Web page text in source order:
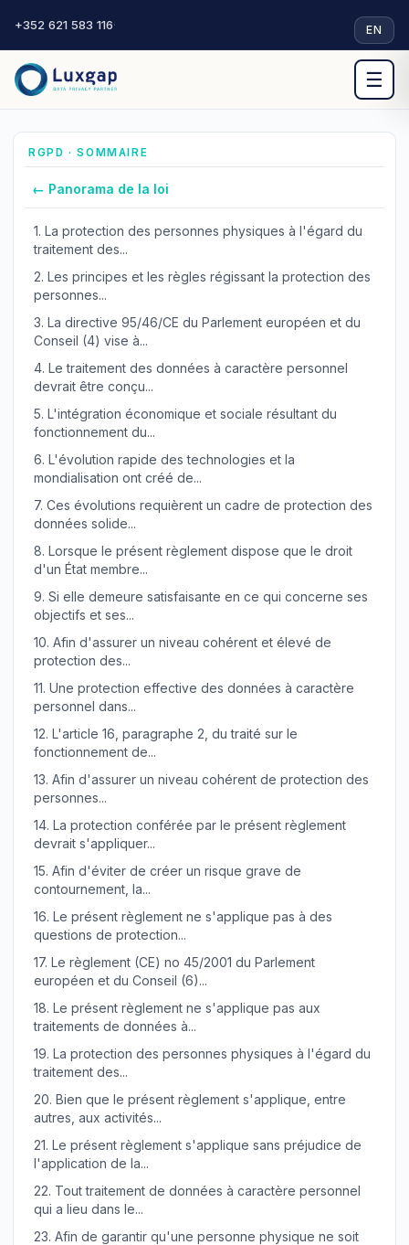
+352 621 583 116· EN
☰
RGPD · SOMMAIRE
← Panorama de la loi
1. La protection des personnes physiques à l'égard du
traitement des...
2. Les principes et les règles régissant la protection des
personnes...
3. La directive 95/46/CE du Parlement européen et du
Conseil (4) vise à...
4. Le traitement des données à caractère personnel
devrait être conçu...
5. L'intégration économique et sociale résultant du
fonctionnement du...
6. L'évolution rapide des technologies et la
mondialisation ont créé de...
7. Ces évolutions requièrent un cadre de protection des
données solide...
8. Lorsque le présent règlement dispose que le droit
d'un État membre...
9. Si elle demeure satisfaisante en ce qui concerne ses
objectifs et ses...
10. Afin d'assurer un niveau cohérent et élevé de
protection des...
11. Une protection effective des données à caractère
personnel dans...
12. L'article 16, paragraphe 2, du traité sur le
fonctionnement de...
13. Afin d'assurer un niveau cohérent de protection des
personnes...
14. La protection conférée par le présent règlement
devrait s'appliquer...
15. Afin d'éviter de créer un risque grave de
contournement, la...
16. Le présent règlement ne s'applique pas à des
questions de protection...
17. Le règlement (CE) no 45/2001 du Parlement
européen et du Conseil (6)...
18. Le présent règlement ne s'applique pas aux
traitements de données à...
19. La protection des personnes physiques à l'égard du
traitement des...
20. Bien que le présent règlement s'applique, entre
autres, aux activités...
21. Le présent règlement s'applique sans préjudice de
l'application de la...
22. Tout traitement de données à caractère personnel
qui a lieu dans le...
23. Afin de garantir qu'une personne physique ne soit